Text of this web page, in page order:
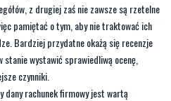
wystawić sprawiedliwą ocenę,
czynniki.
dany rachunek firmowy jest wartą
rankingi. Zestawienia, takie jak
ranking-kont-firmowych/
cenione przez internautów i